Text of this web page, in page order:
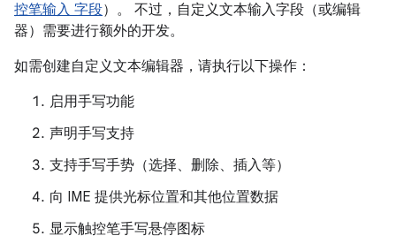
控笔输入 字段）。 不过，自定义文本输入字段（或编辑
器）需要进行额外的开发。
如需创建自定义文本编辑器，请执行以下操作：
启用手写功能
声明手写支持
支持手写手势（选择、删除、插入等）
向 IME 提供光标位置和其他位置数据
显示触控笔手写悬停图标